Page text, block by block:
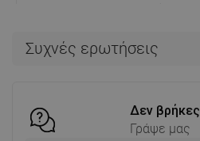
Συχνές ερωτήσεις
Δεν
Γράψε μας